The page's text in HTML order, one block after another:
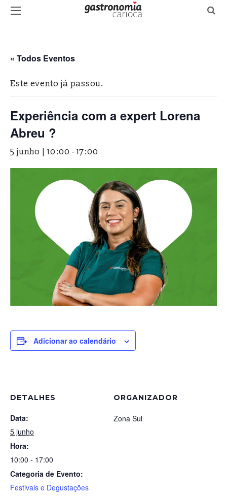
« Todos Eventos
Este evento já passou.
Experiência com a expert Lorena
Abreu ?
5 junho | 10:00 - 17:00
Adicionar ao calendário
DETALHES
Data:
5 junho
Hora:
10:00 - 17:00
Categoria de Evento:
Festivais e Degustações
ORGANIZADOR
Zona Sul